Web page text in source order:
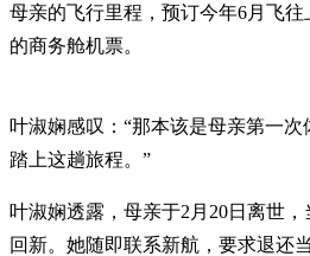
母亲的飞行里程，预订今年6月飞
的商务舱机票。
叶淑娴感叹：“那本该是母亲第一
踏上这趟旅程。”
叶淑娴透露，母亲于2月20日离世
回新。她随即联系新航，要求退还